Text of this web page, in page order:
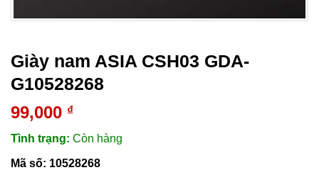
Giày nam ASIA CSH03 GDA-
G10528268
99,000 ₫
Tình trạng: Còn hàng
Mã số: 10528268